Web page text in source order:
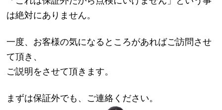
は絶対にありません。
一度、お客様の気になるところがあればご訪問させ
て頂き、
ご説明をさせて頂きます。
まずは保証外でも、ご連絡ください。